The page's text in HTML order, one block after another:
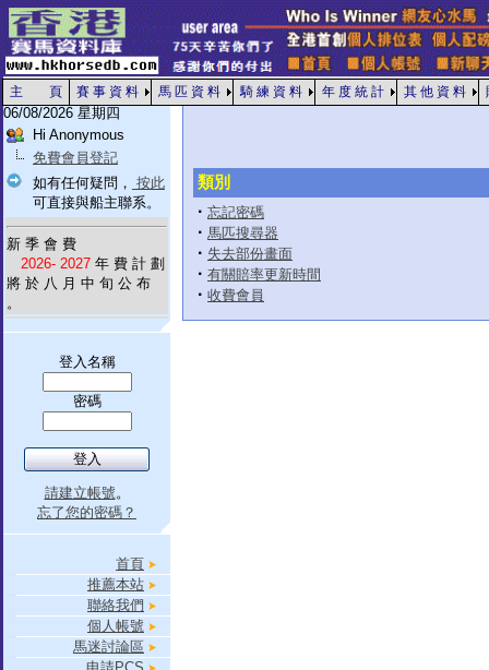
主 頁 賽 事 資 料 馬 匹 資 料 騎 練 資 料 年 度 統 計 其 他 資 料
06/08/2026 星期四
Hi Anonymous
免費會員登記
如有任何疑問， 按此
可直接與船主聯系。
新 季 會 費
2026- 2027 年 費 計 劃
將 於 八 月 中 旬 公 布
。
登入名稱
密碼
請建立帳號。
忘了您的密碼？
首頁
推薦本站
聯絡我們
個人帳號
馬迷討論區
類別
· 忘記密碼
· 馬匹搜尋器
· 失去部份畫面
· 有關賠率更新時間
· 收費會員